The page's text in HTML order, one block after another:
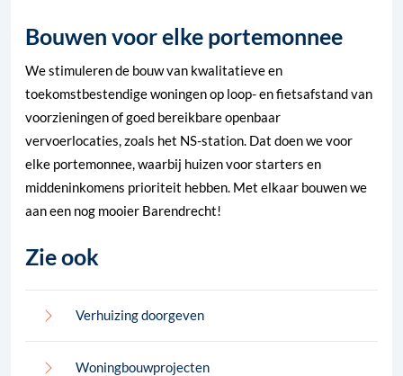
Bouwen voor elke portemonnee
We stimuleren de bouw van kwalitatieve en
toekomstbestendige woningen op loop- en fietsafstand van
voorzieningen of goed bereikbare openbaar
vervoerlocaties, zoals het NS-station. Dat doen we voor
elke portemonnee, waarbij huizen voor starters en
middeninkomens prioriteit hebben. Met elkaar bouwen we
aan een nog mooier Barendrecht!
Zie ook
Verhuizing doorgeven
Woningbouwprojecten